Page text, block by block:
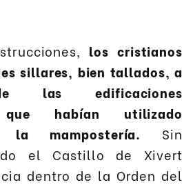
los cristianos
sillares, bien tallados, a
las edificaciones
que habían utilizado
la mampostería. Sin
el Castillo de Xivert
dentro de la Orden del